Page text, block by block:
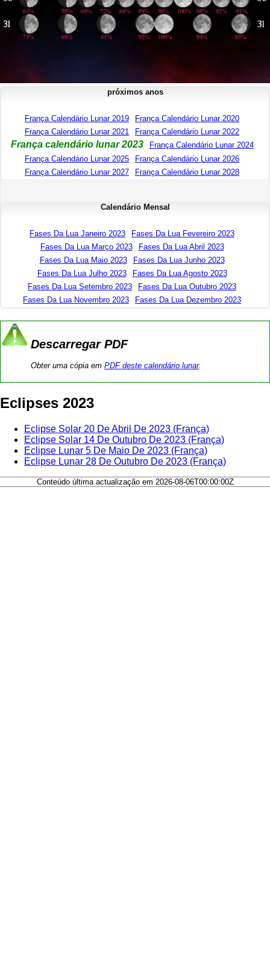
próximos anos
França Calendário Lunar 2019
França Calendário Lunar 2020
França Calendário Lunar 2021
França Calendário Lunar 2022
França calendário lunar 2023
França Calendário Lunar 2024
França Calendário Lunar 2025
França Calendário Lunar 2026
França Calendário Lunar 2027
França Calendário Lunar 2028
Calendário Mensal
Fases Da Lua Janeiro 2023
Fases Da Lua Fevereiro 2023
Fases Da Lua Março 2023
Fases Da Lua Abril 2023
Fases Da Lua Maio 2023
Fases Da Lua Junho 2023
Fases Da Lua Julho 2023
Fases Da Lua Agosto 2023
Fases Da Lua Setembro 2023
Fases Da Lua Outubro 2023
Fases Da Lua Novembro 2023
Fases Da Lua Dezembro 2023
Descarregar PDF
Obter uma cópia em PDF deste calendário lunar.
Eclipses 2023
Eclipse Solar 20 De Abril De 2023 (França)
Eclipse Solar 14 De Outubro De 2023 (França)
Eclipse Lunar 5 De Maio De 2023 (França)
Eclipse Lunar 28 De Outubro De 2023 (França)
Conteúdo última actualização em 2026-08-06T00:00:00Z